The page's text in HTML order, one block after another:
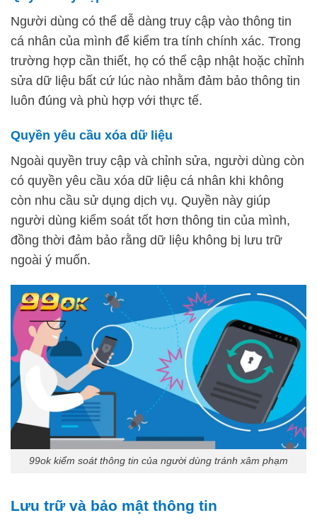
Người dùng có thể dễ dàng truy cập vào thông tin
cá nhân của mình để kiểm tra tính chính xác. Trong
trường hợp cần thiết, họ có thể cập nhật hoặc chỉnh
sửa dữ liệu bất cứ lúc nào nhằm đảm bảo thông tin
luôn đúng và phù hợp với thực tế.
Quyền yêu cầu xóa dữ liệu
Ngoài quyền truy cập và chỉnh sửa, người dùng còn
có quyền yêu cầu xóa dữ liệu cá nhân khi không
còn nhu cầu sử dụng dịch vụ. Quyền này giúp
người dùng kiểm soát tốt hơn thông tin của mình,
đồng thời đảm bảo rằng dữ liệu không bị lưu trữ
ngoài ý muốn.
99ok kiểm soát thông tin của người dùng tránh xâm phạm
Lưu trữ và bảo mật thông tin